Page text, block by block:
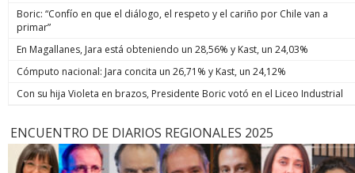
Boric: “Confío en que el diálogo, el respeto y el cariño por Chile van a
primar”
En Magallanes, Jara está obteniendo un 28,56% y Kast, un 24,03%
Cómputo nacional: Jara concita un 26,71% y Kast, un 24,12%
Con su hija Violeta en brazos, Presidente Boric votó en el Liceo Industrial
ENCUENTRO DE DIARIOS REGIONALES 2025